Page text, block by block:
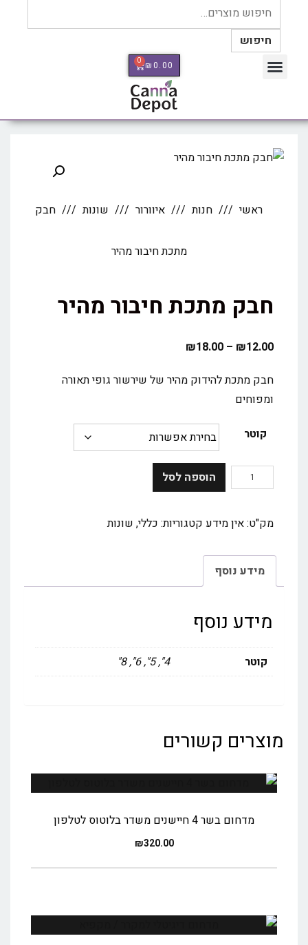
חיפוש
₪0.00
0
ראשי חנות איוורור שונות חבק
מתכת חיבור מהיר
חבק מתכת חיבור מהיר
₪12.00
–
₪18.00
חבק מתכת להידוק מהיר של שירשור גופי תאורה
ומפוחים
קוטר
הוספה לסל
מק"ט:אין מידע קטגוריות: כללי, שונות
מידע נוסף
מידע נוסף
קוטר 4", 5", 6", 8"
מוצרים קשורים
מדחום בשר 4 חיישנים משדר בלוטוס לטלפון
₪320.00